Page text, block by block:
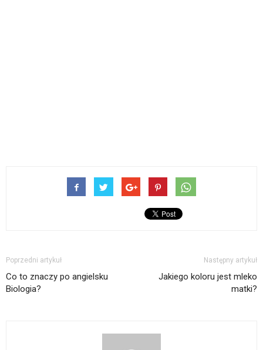
Poprzedni artykuł
Co to znaczy po angielsku
Biologia?
Następny artykuł
Jakiego koloru jest mleko
matki?